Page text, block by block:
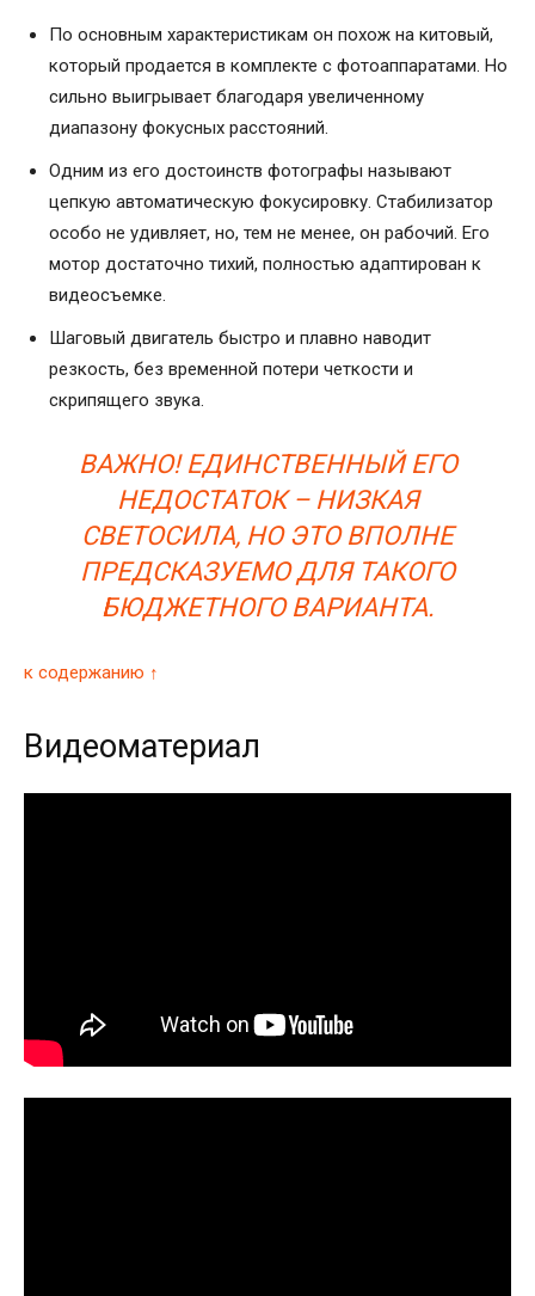
По основным характеристикам он похож на китовый,
который продается в комплекте с фотоаппаратами. Но
сильно выигрывает благодаря увеличенному
диапазону фокусных расстояний.
Одним из его достоинств фотографы называют
цепкую автоматическую фокусировку. Стабилизатор
особо не удивляет, но, тем не менее, он рабочий. Его
мотор достаточно тихий, полностью адаптирован к
видеосъемке.
Шаговый двигатель быстро и плавно наводит
резкость, без временной потери четкости и
скрипящего звука.
ВАЖНО! ЕДИНСТВЕННЫЙ ЕГО
НЕДОСТАТОК – НИЗКАЯ
СВЕТОСИЛА, НО ЭТО ВПОЛНЕ
ПРЕДСКАЗУЕМО ДЛЯ ТАКОГО
БЮДЖЕТНОГО ВАРИАНТА.
к содержанию ↑
Видеоматериал